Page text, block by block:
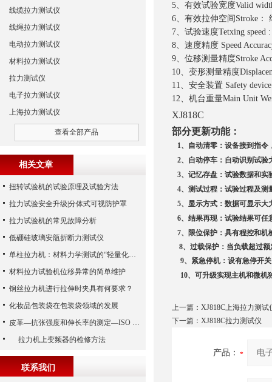
5、有效试验宽度Valid
6、有效拉伸空间Stroke：
7、试验速度Tetxing speed
8、速度精度 Speed
9、位移测量精度Stroke
10、变形测量精度
11、安全装置 Safety
12、机台重量Main Unit
XJ818C
部分更新功能：
1、自动清零：设备接到指令
2、自动停车：自动识别试验
3、记忆存盘：试验数据和
4、测试过程：试验过程及
5、显示方式：数据可显示大
6、结果再现：试验结果可任
7、限位保护：具有程控和机
8、过载保护：当负载超过
9、紧急停机：设有急停开
10、可升级实现主机和微机
上一篇： XJ818C上海拉力测试
下一篇： XJ818C拉力测试仪
产品：
线缆拉力测试仪
线绳拉力测试仪
电动拉力测试仪
材料拉力测试仪
拉力测试仪
电子拉力测试仪
上海拉力测试仪
查看全部产品
相关文章
扭转试验机的试验原理及试验方法
拉力试验安全升级|分体式可视防护罩
拉力试验机的常见故障分析
低硼硅玻璃安瓿折断力测试仪
单柱拉力机：材料力学测试的“轻量化精准助手”
材料拉力试验机位移异常的简单维护
钢丝拉力机进行拉伸时夹具有何要求？
化妆品包装袋在包装袋领域的发展
皮革—抗张强度和伸长率的测定—ISO 3376-1976
拉力机上变频器的检修方法
联系我们